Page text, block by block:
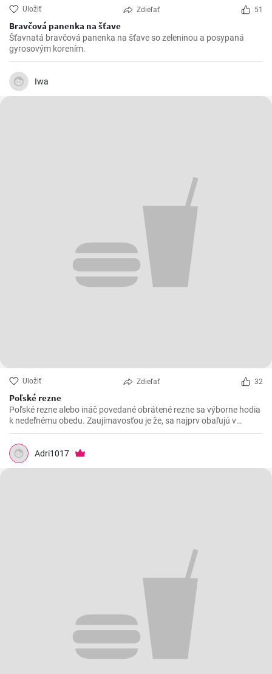
Uložiť Zdieľať 51
Bravčová panenka na šťave
Šťavnatá bravčová panenka na šťave so zeleninou a posypaná
gyrosovým korením.
Iwa
Uložiť Zdieľať 32
Poľské rezne
Poľské rezne alebo ináč povedané obrátené rezne sa výborne hodia
k nedeľnému obedu. Zaujímavosťou je že, sa najprv obaľujú v
strúhanke a až následne vo vajíčku.
Adri1017